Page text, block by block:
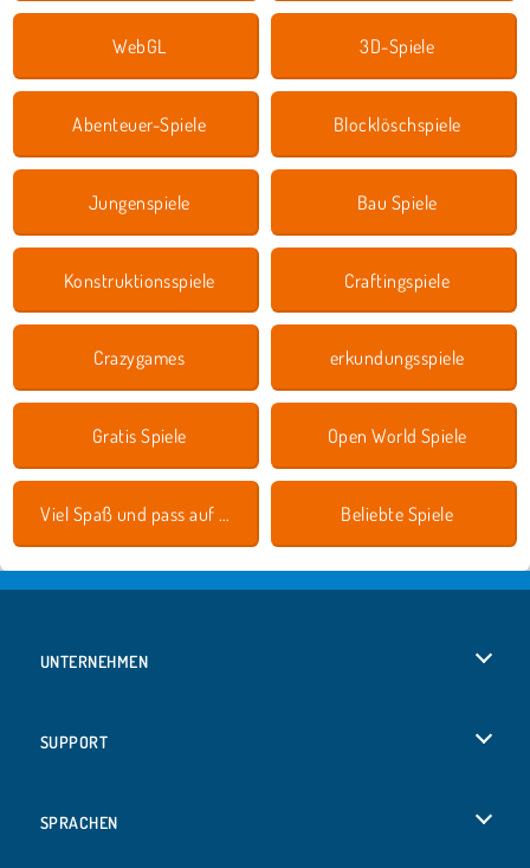
WebGL 3D-Spiele
Abenteuer-Spiele Blocklöschspiele
Jungenspiele Bau Spiele
Konstruktionsspiele Craftingspiele
Crazygames erkundungsspiele
Gratis Spiele Open World Spiele
Viel Spaß und pass auf dich auf! Beliebte Spiele
UNTERNEHMEN
SUPPORT
SPRACHEN